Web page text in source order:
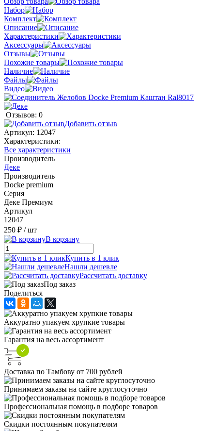
Набор
Комплект
Описание
Характеристики
Аксессуары
Отзывы
Похожие товары
Наличие
Файлы
Видео
Отзывов: 0
Добавить отзыв
Артикул: 12047
Характеристики:
Все характеристики
Производитель
Деке
Производитель
Docke premium
Серия
Деке Премиум
Артикул
12047
250 ₽ / шт
В корзину
Купить в 1 клик
Нашли дешевле
Рассчитать доставку
Под заказ
Поделиться
Аккуратно упакуем хрупкие товары
Гарантия на весь ассортимент
Доставка по Тамбову от 700 рублей
Принимаем заказы на сайте круглосуточно
Профессиональная помощь в подборе товаров
Скидки постоянным покупателям